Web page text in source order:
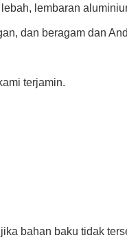
lembaran
dan beragam dan
terjamin.
bahan baku tidak